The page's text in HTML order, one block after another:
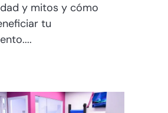
y mitos y cómo
tu